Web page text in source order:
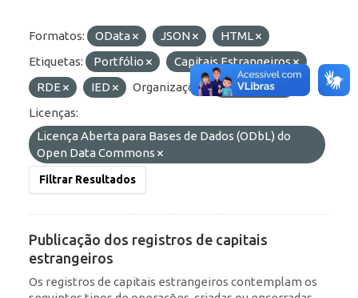
Formatos: OData JSON
HTML
Etiquetas:
Portfólio
Capitais Estrangeiros
RDE
IED Organizações:
BCB/Dstat
Licenças:
Licença Aberta para Bases de Dados (ODbL) do
Open Data Commons
Filtrar Resultados
Publicação dos registros de capitais
estrangeiros
Os registros de capitais estrangeiros contemplam os